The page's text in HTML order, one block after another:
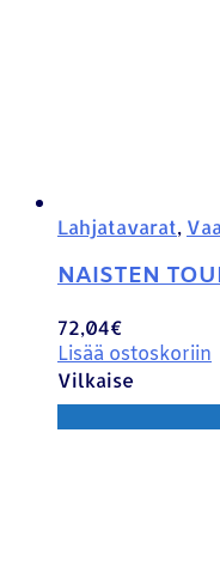
Lahjatavarat,
NAISTEN
72,04€
Lisää ostoskoriin
Vilkaise